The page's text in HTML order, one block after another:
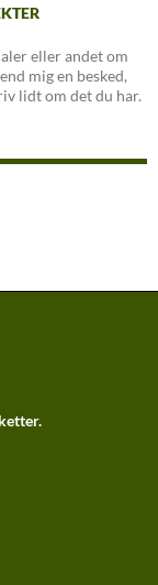
eller andet om
mig en besked,
lidt om det du har.